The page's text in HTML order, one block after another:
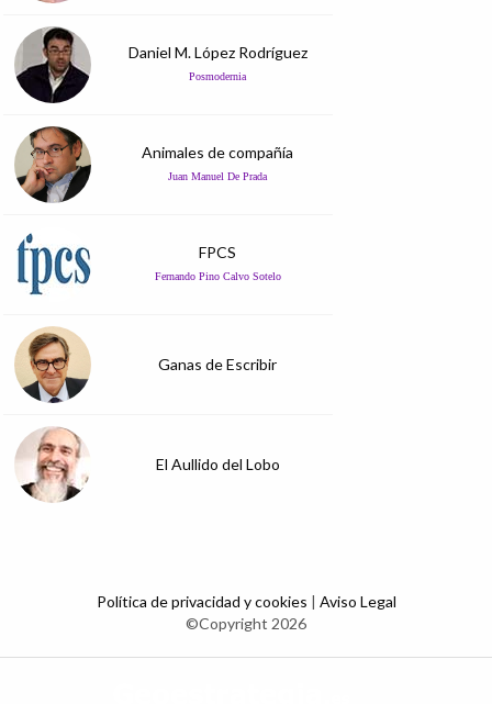
Daniel M. López Rodríguez
Posmodernia
Animales de compañía
Juan Manuel De Prada
FPCS
Fernando Pino Calvo Sotelo
Ganas de Escribir
El Aullido del Lobo
Política de privacidad y cookies | Aviso Legal
©Copyright 2026